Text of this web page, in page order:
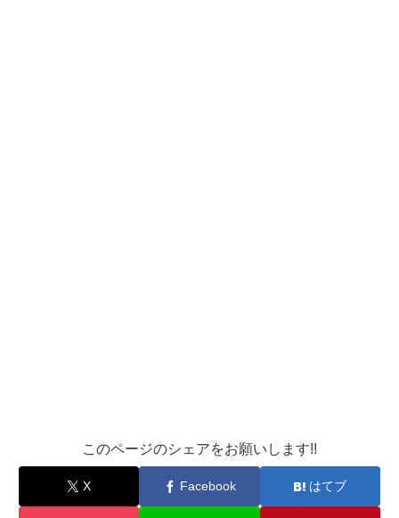
このページのシェアをお願いします!!
X Facebook はてブ